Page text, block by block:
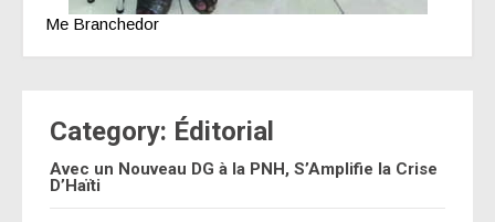
Me Branchedor
Category: Éditorial
Avec un Nouveau DG à la PNH, S’Amplifie la Crise
D’Haïti